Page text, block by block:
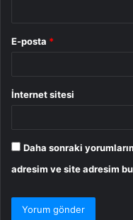
E-posta *
İnternet sitesi
Daha sonraki
adresim ve site adresim